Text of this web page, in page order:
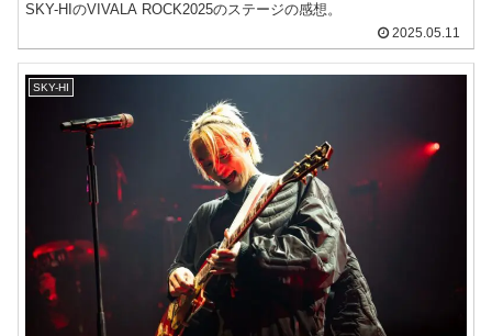
SKY-HIのVIVALA ROCK2025のステージの感想。
2025.05.11
SKY-HI